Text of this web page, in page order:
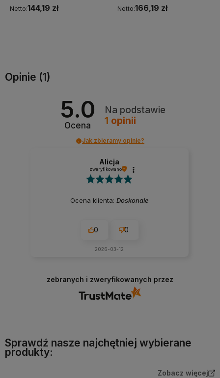
Netto:144,19 zł Netto:166,19 zł
Opinie (1)
5.0
Ocena
Na podstawie
1 opinii
Jak zbieramy opinie?
Alicja
zweryfikowano
Ocena klienta: Doskonale
0 0
2026-03-12
zebranych i zweryfikowanych przez
Sprawdź nasze najchętniej wybierane
produkty:
Zobacz więcej